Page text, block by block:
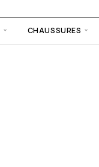
CHAUSSURES